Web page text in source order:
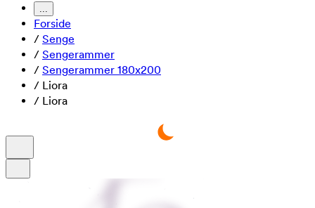
...
Forside
/ Senge
/ Sengerammer
/ Sengerammer 180x200
/ Liora
/ Liora